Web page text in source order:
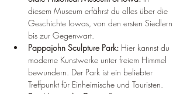
diesem Museum erfährst du alles über die
Geschichte Iowas, von den ersten Siedlern
bis zur Gegenwart.
Pappajohn Sculpture Park: Hier kannst du
moderne Kunstwerke unter freiem Himmel
bewundern. Der Park ist ein beliebter
Treffpunkt für Einheimische und Touristen.